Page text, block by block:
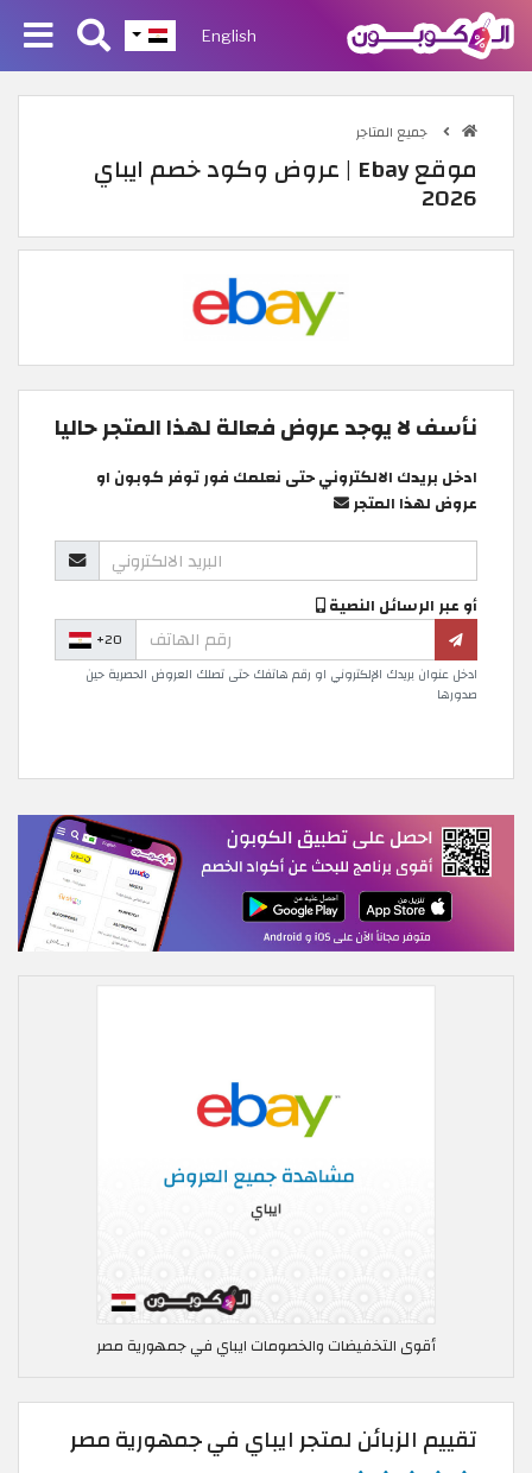
English
جميع المتاجر
موقع Ebay | عروض وكود خصم ايباي
2026
نأسف لا يوجد عروض فعالة لهذا المتجر حاليا
ادخل بريدك الالكتروني حتى نعلمك فور توفر كوبون او
عروض لهذا المتجر
أو عبر الرسائل النصية
+20
ادخل عنوان بريدك الإلكتروني او رقم هاتفك حتى تصلك العروض الحصرية حين
صدورها
أقوى التخفيضات والخصومات ايباي في جمهورية مصر
تقييم الزبائن لمتجر ايباي في جمهورية مصر